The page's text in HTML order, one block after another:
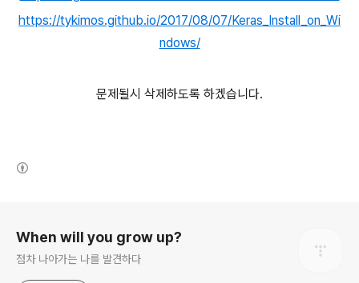
https://tykimos.github.io/2017/08/07/Keras_Install_on_Wi
ndows/
문제될시 삭제하도록 하겠습니다.
When will you grow up?
점차 나아가는 나를 발견하다